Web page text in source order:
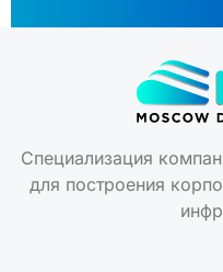
Специализация
для построения